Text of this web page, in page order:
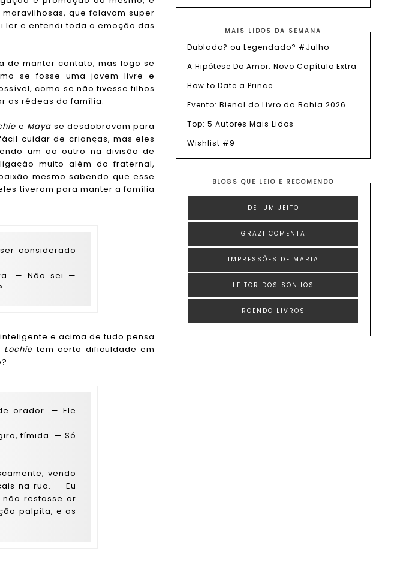
que falavam super
ler e entendi toda a emoção das
de manter contato, mas logo se
se fosse uma jovem livre e
como se não tivesse filhos
as rédeas da família.
e Maya se desdobravam para
cuidar de crianças, mas eles
um ao outro na divisão de
muito além do fraternal,
mesmo sabendo que esse
tiveram para manter a família
considerado
— Não sei —
e acima de tudo pensa
Lochietem certa dificuldade em
orador. — Ele
tímida. — Só
vendo
na rua. — Eu
restasse ar
palpita, e as
MAIS LIDOS DA SEMANA
Dublado? ou Legendado? #Julho
A Hipótese Do Amor: Novo Capítulo Extra
How to Date a Prince
Evento: Bienal do Livro da Bahia 2026
Top: 5 Autores Mais Lidos
Wishlist #9
BLOGS QUE LEIO E RECOMENDO
DEI UM JEITO
GRAZI COMENTA
IMPRESSÕES DE MARIA
LEITOR DOS SONHOS
ROENDO LIVROS